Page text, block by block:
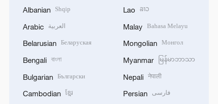
Albanian Shqip
Arabic العربية
Belarusian Беларуская
Bengali বাংলা
Bulgarian Български
Cambodian ខ្មែរ
Lao ລາວ
Malay Bahasa Melayu
Mongolian Монгол
Myanmar မြန်မာဘာသာ
Nepali नेपाली
Persian فارسی